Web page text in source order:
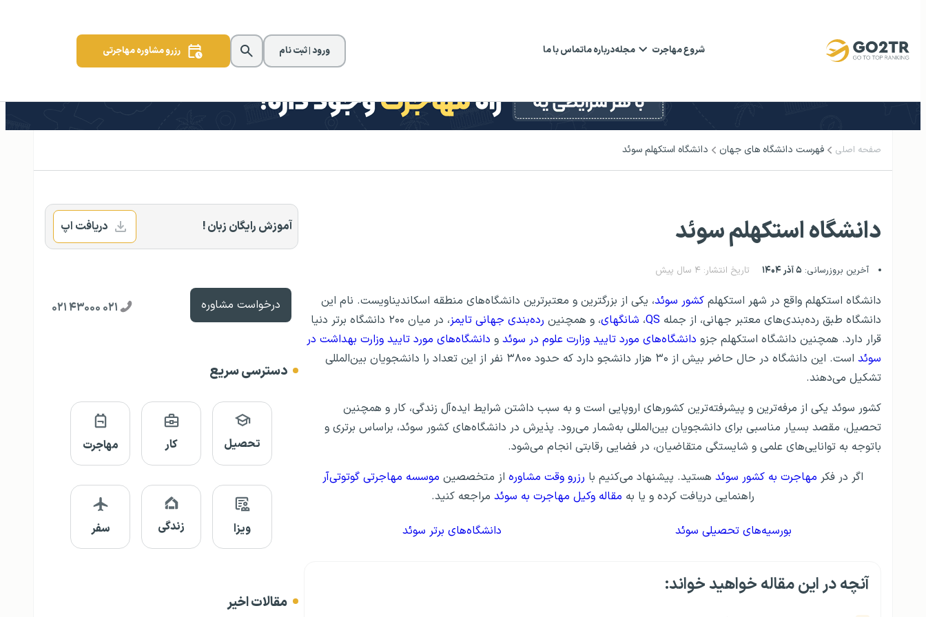
شروع مهاجرت مجلهدرباره ماتماس با ما ورود | ثبت نام رزرو مشاوره مهاجرتی
صفحه اصلی فهرست دانشگاه‌ های جهان دانشگاه استکهلم سوئد
دانشگاه استکهلم سوئد
آخرین بروزرسانی: ۵ آذر ۱۴۰۴ تاریخ انتشار: ۴ سال پیش
دانشگاه استکهلم واقع در شهر استکهلم کشور سوئد، یکی از بزرگترین و معتبرترین دانشگاه‌های منطقه اسکاندیناویست. نام این
دانشگاه طبق رده‌بندی‌های معتبر جهانی، از جمله QS، شانگهای، و همچنین رده‌بندی جهانی تایمز
، در میان ۲۰۰ دانشگاه برتر دنیا
قرار دارد. همچنین دانشگاه استکهلم جزو دانشگاه‌های مورد تایید وزارت علوم در سوئد و دانشگاه‌های مورد تایید وزارت بهداشت در
سوئد
است. این دانشگاه در حال حاضر بیش از ۳۰ هزار دانشجو دارد که حدود ۳۸۰۰ نفر از این تعداد را دانشجویان بین‌المللی
تشکیل می‌دهند.
کشور سوئد یکی از مرفه‌ترین و پیشرفته‌ترین کشورهای اروپایی است و به سبب داشتن شرایط ایده‌آل زندگی، کار و همچنین
تحصیل، مقصد بسیار مناسبی برای دانشجویان بین‌المللی به‌شمار می‌رود. پذیرش در دانشگاه‌های کشور سوئد، براساس برتری و
باتوجه به توانایی‌های علمی و شایستگی متقاضیان، در فضایی رقابتی انجام می‌شود.
اگر در فکر مهاجرت به کشور سوئد هستید. پیشنهاد می‌کنیم با رزرو وقت مشاوره از متخصصین موسسه مهاجرتی گوتوتی‌آر
راهنمایی دریافت کرده و یا به مقاله وکیل مهاجرت به سوئد مراجعه کنید.
بورسیه‌های تحصیلی سوئد دانشگاه‌های برتر سوئد
آنچه در این مقاله خواهید خواند:
آموزش رایگان زبان ! دریافت اپ
درخواست مشاوره ۰۲۱ ۴۳۰۰۰ ۰۲۱
دسترسی سریع
تحصیل کار مهاجرت
ویزا زندگی سفر
مقالات اخیر